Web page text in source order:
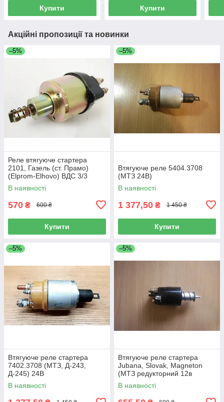
Купити Купити
Акційні пропозиції та новинки
–5%
Реле втягуюче стартера
2101, Газель (ст. Прамо)
(Elprom-Elhovo) ВДС 3/3
В наявності
570 ₴ 600 ₴
Купити
–5%
Втягуюче реле 5404.3708
(МТЗ 24В)
В наявності
1 377,50 ₴ 1 450 ₴
Купити
–5%
Втягуюче реле стартера
7402.3708 (МТЗ, Д-243,
Д-245) 24В
В наявності
–5%
Втягуюче реле стартера
Jubana, Slovak, Magneton
(МТЗ редукторний 12в
2,7кВт)
В наявності